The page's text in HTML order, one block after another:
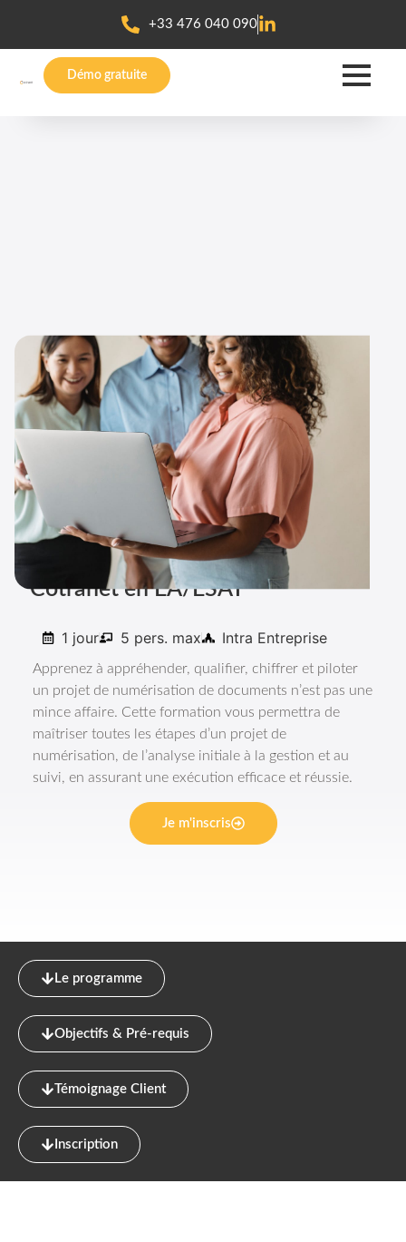
+33 476 040 090
Démo gratuite
Formation
Mise en œuvre de la solution
Cotranet en EA/ESAT
1 jour 5 pers. max Intra Entreprise
Apprenez à appréhender, qualifier, chiffrer et piloter
un projet de numérisation de documents n’est pas une
mince affaire. Cette formation vous permettra de
maîtriser toutes les étapes d’un projet de
numérisation, de l’analyse initiale à la gestion et au
suivi, en assurant une exécution efficace et réussie.
Je m'inscris
Le programme
Objectifs & Pré-requis
Témoignage Client
Inscription